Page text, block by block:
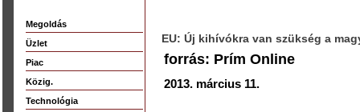
Megoldás
Üzlet
Piac
Közig.
Technológia
EU: Új kihívókra van szükség a
forrás: Prím Online
2013. március 11.